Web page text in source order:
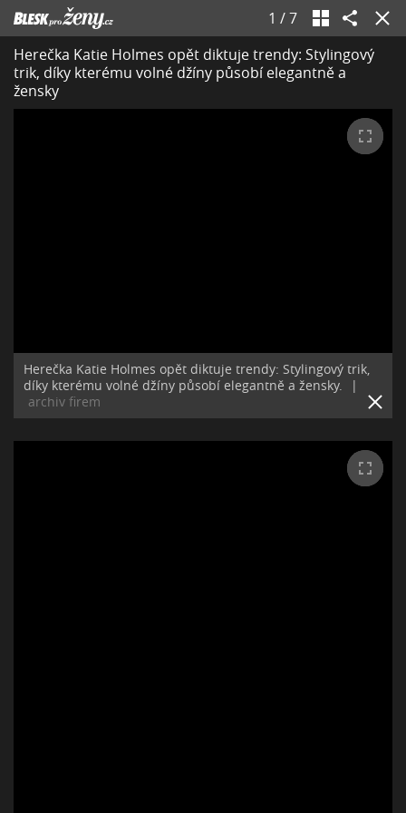
1 /7
Herečka Katie Holmes opět diktuje trendy: Stylingový
trik, díky kterému volné džíny působí elegantně a
žensky
Herečka Katie Holmes opět diktuje trendy: Stylingový trik,
díky kterému volné džíny působí elegantně a žensky.
|
archiv firem